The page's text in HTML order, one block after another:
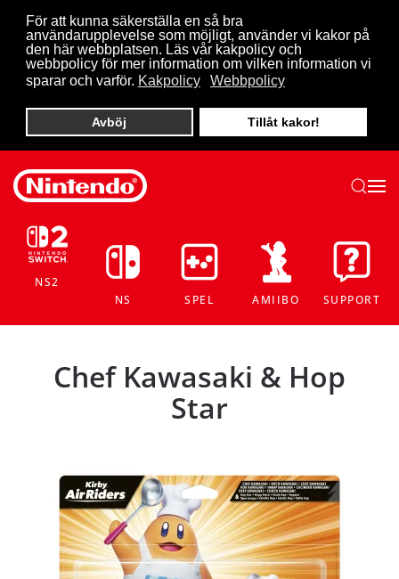
För att kunna säkerställa en så bra
användarupplevelse som möjligt, använder vi kakor på
den här webbplatsen. Läs vår kakpolicy och
webbpolicy för mer information om vilken information vi
sparar och varför. Kakpolicy Webbpolicy
Avböj Tillåt kakor!
Skip to main content
NS2
NS
SPEL AMIIBO SUPPORT
Chef Kawasaki & Hop
Star